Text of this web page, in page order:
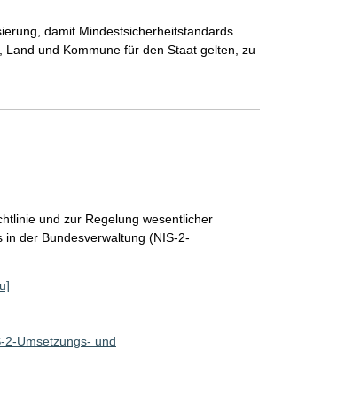
damit Mindestsicherheitstandards
und Kommune für den Staat gelten, zu
und zur Regelung wesentlicher
der Bundesverwaltung (NIS-2-
2-Umsetzungs- und